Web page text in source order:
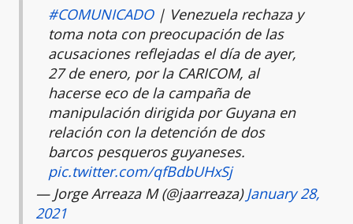
#COMUNICADO| Venezuela rechaza y
toma nota con preocupación de las
acusaciones reflejadas el día de ayer,
27 de enero, por la CARICOM, al
hacerse eco de la campaña de
manipulación dirigida por Guyana en
relación con la detención de dos
barcos pesqueros guyaneses.
pic.twitter.com/qfBdbUHxSj
— Jorge Arreaza M (@jaarreaza)January 28,
2021